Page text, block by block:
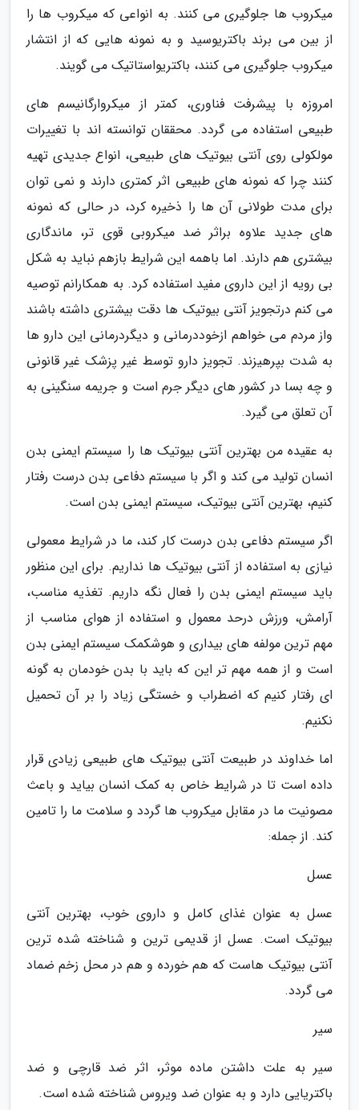
میکروب ها جلوگیری می کنند. به انواعی که میکروب ها را
از بین می برند باکتریوسید و به نمونه هایی که از انتشار
میکروب جلوگیری می کنند، باکتریواستاتیک می گویند.
امروزه با پیشرفت فناوری، کمتر از میکروارگانیسم های
طبیعی استفاده می گردد. محققان توانسته اند با تغییرات
مولکولی روی آنتی بیوتیک های طبیعی، انواع جدیدی تهیه
کنند چرا که نمونه های طبیعی اثر کمتری دارند و نمی توان
برای مدت طولانی آن ها را ذخیره کرد، در حالی که نمونه
های جدید علاوه براثر ضد میکروبی قوی تر، ماندگاری
بیشتری هم دارند. اما باهمه این شرایط بازهم نباید به شکل
بی رویه از این داروی مفید استفاده کرد. به همکارانم توصیه
می کنم درتجویز آنتی بیوتیک ها دقت بیشتری داشته باشند
واز مردم می خواهم ازخوددرمانی و دیگردرمانی این دارو ها
به شدت بپرهیزند. تجویز دارو توسط غیر پزشک غیر قانونی
و چه بسا در کشور های دیگر جرم است و جریمه سنگینی به
آن تعلق می گیرد.
به عقیده من بهترین آنتی بیوتیک ها را سیستم ایمنی بدن
انسان تولید می کند و اگر با سیستم دفاعی بدن درست رفتار
کنیم، بهترین آنتی بیوتیک، سیستم ایمنی بدن است.
اگر سیستم دفاعی بدن درست کار کند، ما در شرایط معمولی
نیازی به استفاده از آنتی بیوتیک ها نداریم. برای این منظور
باید سیستم ایمنی بدن را فعال نگه داریم. تغذیه مناسب،
آرامش، ورزش درحد معمول و استفاده از هوای مناسب از
مهم ترین مولفه های بیداری و هوشکمک سیستم ایمنی بدن
است و از همه مهم تر این که باید با بدن خودمان به گونه
ای رفتار کنیم که اضطراب و خستگی زیاد را بر آن تحمیل
نکنیم.
اما خداوند در طبیعت آنتی بیوتیک های طبیعی زیادی قرار
داده است تا در شرایط خاص به کمک انسان بیاید و باعث
مصونیت ما در مقابل میکروب ها گردد و سلامت ما را تامین
کند. از جمله:
عسل
عسل به عنوان غذای کامل و داروی خوب، بهترین آنتی
بیوتیک است. عسل از قدیمی ترین و شناخته شده ترین
آنتی بیوتیک هاست که هم خورده و هم در محل زخم ضماد
می گردد.
سیر
سیر به علت داشتن ماده موثر، اثر ضد قارچی و ضد
باکتریایی دارد و به عنوان ضد ویروس شناخته شده است.